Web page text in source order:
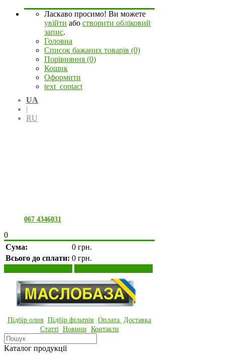
Ласкаво просимо! Ви можете
увійти або створити обліковий
запис.
Головна
Список бажаних товарів (0)
Порівняння (0)
Кошик
Оформити
text_contact
UA
|
RU
067 4346031
0
Сума:
0 грн.
Всього до сплати: 0 грн.
Підбір олив Підбір фільтрів Оплата Доставка
Статті Новини Контакти
Каталог продукції